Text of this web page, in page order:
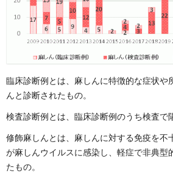
臨床診断例とは、麻しんに特徴的な症状や
んと診断されたもの。
検査診断例とは、臨床診断例のうち検査で
修飾麻しんとは、麻しんに対する免疫を不
が麻しんウイルスに感染し、軽症で非典型
たもの。